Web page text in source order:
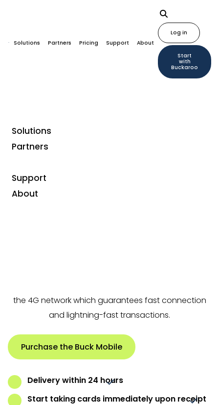
Solutions Partners Pricing Support About
Log in
Start
with
Buckaroo
Solutions
Partners
Support
About
Models
Buck Mobile: fast,
reliable and cost-
the 4G network which guarantees fast connection
and lightning-fast transactions.
Purchase the Buck Mobile
Delivery within 24 hours
Start taking cards immediately upon receipt